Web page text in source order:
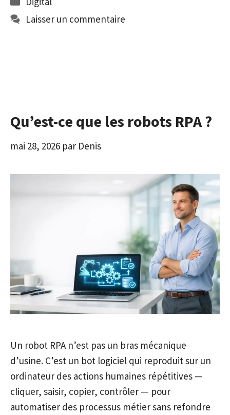
Laisser un commentaire
Qu’est-ce que les robots RPA ?
mai 28, 2026 par Denis
Un robot RPA n’est pas un bras mécanique
d’usine. C’est un bot logiciel qui reproduit sur un
ordinateur des actions humaines répétitives —
cliquer, saisir, copier, contrôler — pour
automatiser des processus métier sans refondre